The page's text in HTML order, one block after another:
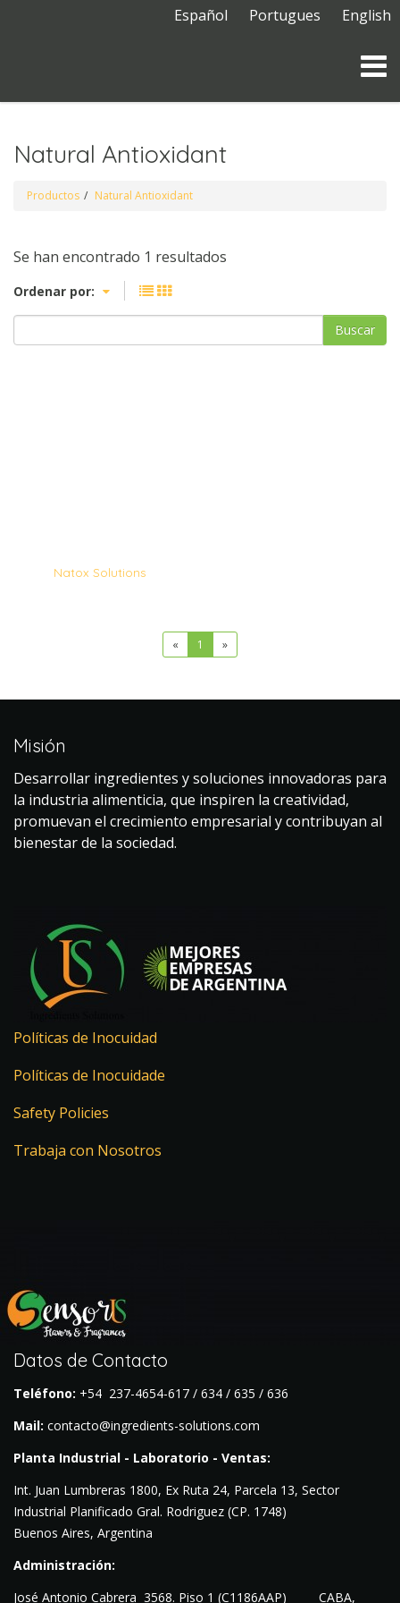
Español Portugues English
Natural Antioxidant
Productos Natural Antioxidant
Se han encontrado 1 resultados
Ordenar por:
Buscar
Natox Solutions
« 1 »
Misión
Desarrollar ingredientes y soluciones innovadoras para
la industria alimenticia, que inspiren la creatividad,
promuevan el crecimiento empresarial y contribuyan al
bienestar de la sociedad.
Políticas de Inocuidad
Políticas de Inocuidade
Safety Policies
Trabaja con Nosotros
Datos de Contacto
Teléfono: +54 237-4654-617 / 634 / 635 / 636
Mail: contacto@ingredients-solutions.com
Planta Industrial - Laboratorio - Ventas:
Int. Juan Lumbreras 1800, Ex Ruta 24, Parcela 13, Sector
Industrial Planificado Gral. Rodriguez (CP. 1748)
Buenos Aires, Argentina
Administración:
José Antonio Cabrera 3568. Piso 1 (C1186AAP) CABA,